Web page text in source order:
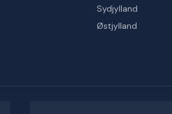
Sydjylland
Østjylland